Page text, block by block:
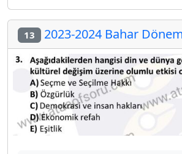
13 2023-2024 Bahar